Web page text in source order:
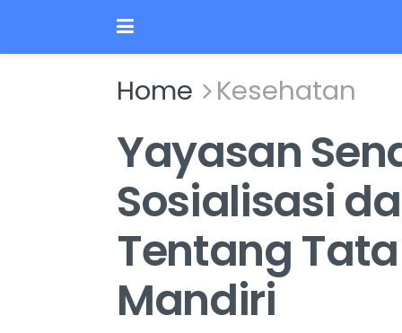
Home Kesehatan
Yayasan
Sosialisasi
Tentang
Mandiri